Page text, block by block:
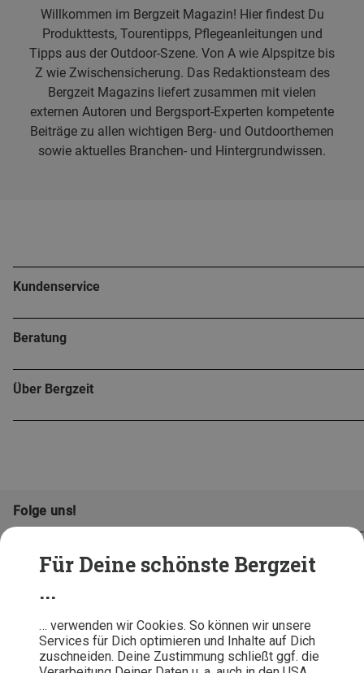
Für Deine schönste Bergzeit
...
… verwenden wir Cookies. So können wir unsere
Services für Dich optimieren und Inhalte auf Dich
zuschneiden. Deine Zustimmung schließt ggf. die
Willkommen im Bergzeit Magazin! Hier findest Du
Produkttests, Tourentipps, Pflegeanleitungen und
Tipps aus der Outdoor-Szene. Von A wie Alpspitze bis
Z wie Zwischensicherung. Das Redaktionsteam des
Bergzeit Magazins liefert zusammen mit vielen
externen Autoren und Bergsport-Experten kompetente
Beiträge zu allen wichtigen Berg- und Outdoorthemen
sowie aktuelles Branchen- und Hintergrundwissen.
Kundenservice
Beratung
Über Bergzeit
Folge uns!